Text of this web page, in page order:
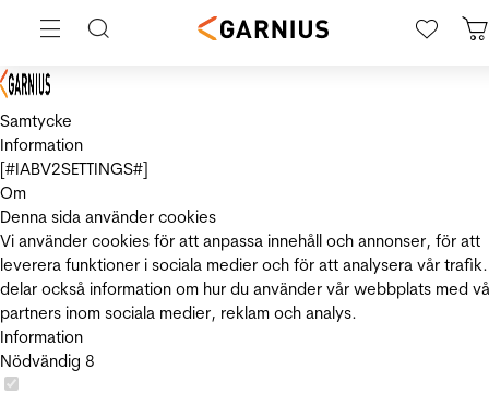
Samtycke
Information
[#IABV2SETTINGS#]
Om
Denna sida använder cookies
Vi använder cookies för att anpassa innehåll och annonser, för att
leverera funktioner i sociala medier och för att analysera vår
delar också information om hur du använder vår webbplats med
partners inom sociala medier, reklam och analys.
Information
Nödvändig 8